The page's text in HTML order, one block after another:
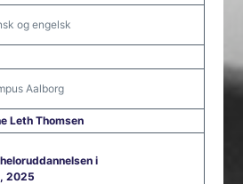
og engelsk
Aalborg
Leth Thomsen
i
2025